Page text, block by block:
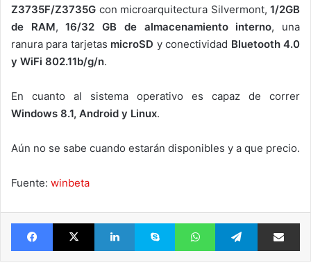
Z3735F/Z3735G con microarquitectura Silvermont, 1/2GB
de RAM,16/32 GB de almacenamiento interno, una
ranura para tarjetas microSD y conectividad Bluetooth 4.0
y WiFi 802.11b/g/n.
En cuanto al sistema operativo es capaz de correr
Windows 8.1, Android y Linux.
Aún no se sabe cuando estarán disponibles y a que precio.
Fuente: winbeta
FacebookX LinkedIn Skype WhatsAppTelegram